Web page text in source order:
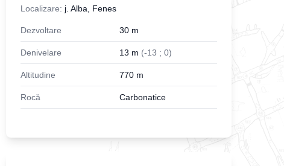
Localizare: j. Alba, Fenes
Dezvoltare 30 m
Denivelare 13 m (-13 ; 0)
Altitudine 770 m
Rocă Carbonatice